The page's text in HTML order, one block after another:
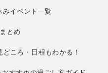
イベント一覧
とめ
ころ・日程もわかる！